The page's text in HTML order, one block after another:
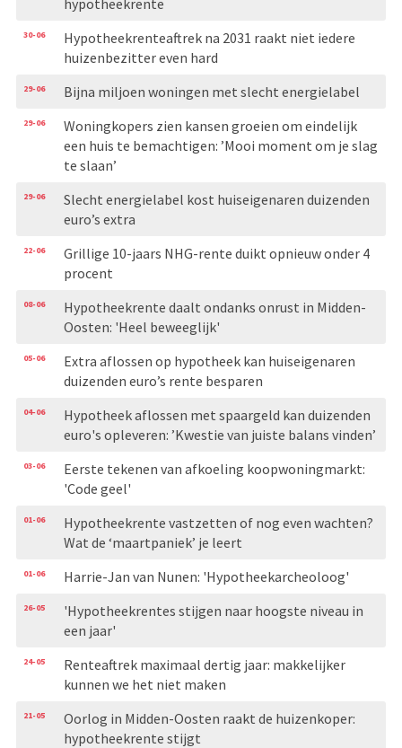
30-06
Hypotheekrenteaftrek na 2031 raakt niet iedere
huizenbezitter even hard
29-06 Bijna miljoen woningen met slecht energielabel
29-06
Woningkopers zien kansen groeien om eindelijk
een huis te bemachtigen: ’Mooi moment om je slag
te slaan’
29-06
Slecht energielabel kost huiseigenaren duizenden
euro’s extra
22-06
Grillige 10-jaars NHG-rente duikt opnieuw onder 4
procent
08-06
Hypotheekrente daalt ondanks onrust in Midden-
Oosten: 'Heel beweeglijk'
05-06
Extra aflossen op hypotheek kan huiseigenaren
duizenden euro’s rente besparen
04-06
Hypotheek aflossen met spaargeld kan duizenden
euro's opleveren: ’Kwestie van juiste balans vinden’
03-06
Eerste tekenen van afkoeling koopwoningmarkt:
'Code geel'
01-06
Hypotheekrente vastzetten of nog even wachten?
Wat de ‘maartpaniek’ je leert
01-06 Harrie-Jan van Nunen: 'Hypotheekarcheoloog'
26-05
'Hypotheekrentes stijgen naar hoogste niveau in
een jaar'
24-05
Renteaftrek maximaal dertig jaar: makkelijker
kunnen we het niet maken
21-05
Oorlog in Midden-Oosten raakt de huizenkoper:
hypotheekrente stijgt